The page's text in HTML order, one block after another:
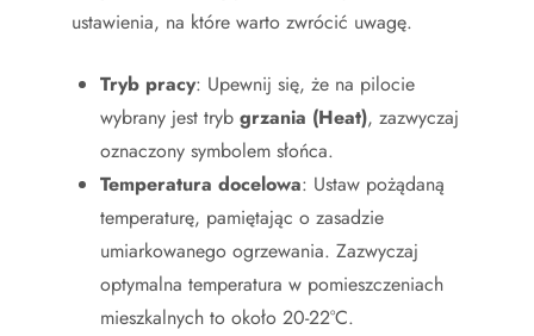
ustawienia, na które warto zwrócić uwagę.
Tryb pracy: Upewnij się, że na pilocie
wybrany jest tryb grzania (Heat), zazwyczaj
oznaczony symbolem słońca.
Temperatura docelowa: Ustaw pożądaną
temperaturę, pamiętając o zasadzie
umiarkowanego ogrzewania. Zazwyczaj
optymalna temperatura w pomieszczeniach
mieszkalnych to około 20-22°C.